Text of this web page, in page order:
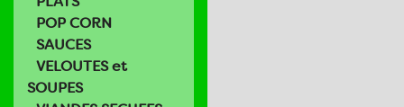
POP CORN
SAUCES
VELOUTES et
SOUPES